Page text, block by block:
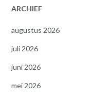
ARCHIEF
augustus 2026
juli 2026
juni 2026
mei 2026